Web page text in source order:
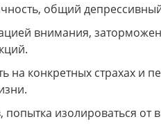
общий
внимания,
на конкретных страхах и
попытка изолироваться от